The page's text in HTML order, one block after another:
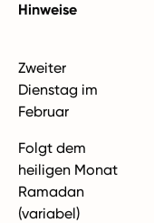
Hinweise
Zweiter
Dienstag im
Februar
Folgt dem
heiligen Monat
Ramadan
(variabel)